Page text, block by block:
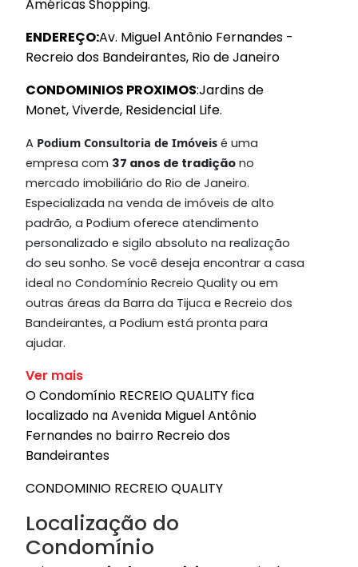
Américas Shopping.
ENDEREÇO:Av. Miguel Antônio Fernandes -
Recreio dos Bandeirantes, Rio de Janeiro
CONDOMINIOS PROXIMOS:Jardins de
Monet, Viverde, Residencial Life.
A Podium Consultoria de Imóveis é uma
empresa com 37 anos de tradição no
mercado imobiliário do Rio de Janeiro.
Especializada na venda de imóveis de alto
padrão, a Podium oferece atendimento
personalizado e sigilo absoluto na realização
do seu sonho. Se você deseja encontrar a casa
ideal no Condomínio Recreio Quality ou em
outras áreas da Barra da Tijuca e Recreio dos
Bandeirantes, a Podium está pronta para
ajudar.
Ver mais
O Condomínio RECREIO QUALITY fica
localizado na Avenida Miguel Antônio
Fernandes no bairro Recreio dos
Bandeirantes
CONDOMINIO RECREIO QUALITY
Localização do
Condomínio